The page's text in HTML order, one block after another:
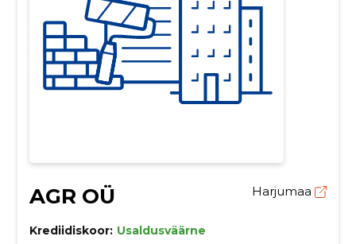
AGR OÜ Harjumaa
Krediidiskoor: Usaldusväärne